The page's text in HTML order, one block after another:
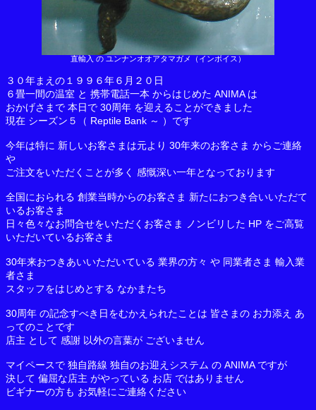
直輸入 の ユンナンオオアタマガメ（インボイス）
３０年まえの１９９６年６月２０日
６畳一間の温室 と 携帯電話一本 からはじめた ANIMA は
おかげさまで 本日で 30周年 を迎えることができました
現在 シーズン５（ Reptile Bank ～ ）です
今年は特に 新しいお客さまは元より 30年来のお客さま からご連絡
や
ご注文をいただくことが多く 感慨深い一年となっております
全国におられる 創業当時からのお客さま 新たにおつき合いいただて
いるお客さま
日々色々なお問合せをいただくお客さま ノンビリした HP をご高覧
いただいているお客さま
30年来おつきあいいただいている 業界の方々 や 同業者さま 輸入業
者さま
スタッフをはじめとする なかまたち
30周年 の記念すべき日をむかえられたことは 皆さまの お力添え あ
ってのことです
店主 として 感謝 以外の言葉が ございません
マイペースで 独自路線 独自のお迎えシステム の ANIMA ですが
決して 偏屈な店主 がやっている お店 ではありません
ビギナーの方も お気軽にご連絡ください